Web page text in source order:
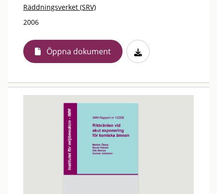
Räddningsverket (SRV)
2006
Öppna dokument